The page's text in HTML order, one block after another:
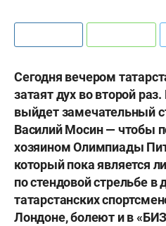
Сегодня вечером
затаят дух во второй
выйдет замечательный
Василий Мосин — чтобы
хозяином Олимпиады
который пока является
по стендовой стрельбе в
татарстанских
Лондоне, болеют и в